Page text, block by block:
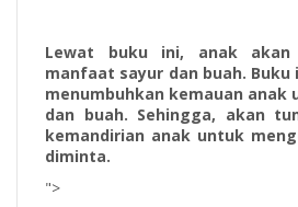
Lewat buku ini, anak akan
manfaat sayur dan buah. Buku
menumbuhkan kemauan anak
dan buah. Sehingga, akan
kemandirian anak untuk
diminta.
">